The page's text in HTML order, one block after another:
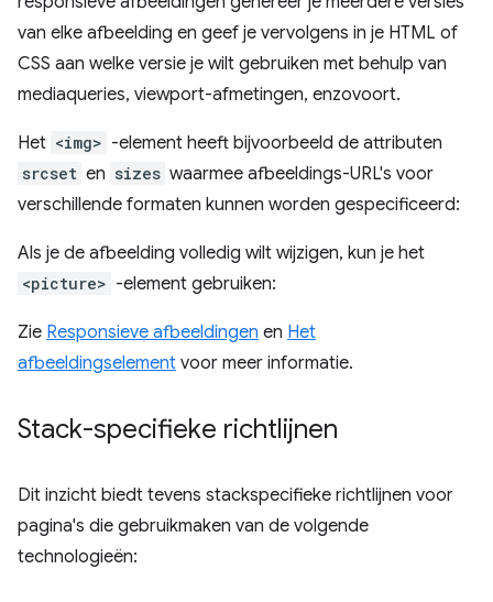
van elke afbeelding en geef je vervolgens in je HTML of
CSS aan welke versie je wilt gebruiken met behulp van
mediaqueries, viewport-afmetingen, enzovoort.
Het <img> -element heeft bijvoorbeeld de attributen
srcset en sizes waarmee afbeeldings-URL's voor
verschillende formaten kunnen worden gespecificeerd:
Als je de afbeelding volledig wilt wijzigen, kun je het
<picture> -element gebruiken:
Zie Responsieve afbeeldingen en Het
afbeeldingselement voor meer informatie.
Stack-specifieke richtlijnen
Dit inzicht biedt tevens stackspecifieke richtlijnen voor
pagina's die gebruikmaken van de volgende
technologieën: